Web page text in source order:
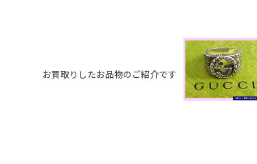
お買取りしたお品物のご紹介です